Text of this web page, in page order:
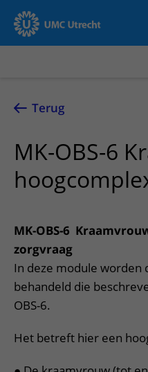
Naar hoofdinhoud
Over UMC
Utrecht
Research
UMC Utrecht
Zorg en behandeling
Ziekten en aandoeningen
Poliklinieken
Verpleegafdelingen
Onze zorgverleners
Onderzoeken en diagnostiek
Het Wilhelmina
Afspraak en opname
Opname in het ziekenhuis
Voorbereiding op uw
Wachttijden
Bezoektijden
Op bezoek in het UMC
Apotheek
Bezoekregels
Contact en route
Spoed
Contactgegevens
Verwijzers
Patiënt verwijzen
Teleconsult aanvragen
Meer UMC Utrecht
Over UMC Utrecht
Research
Terug
MK-OBS-6
MK-OBS-6
zorgvraag
In deze module worden
behandeld die
OBS-6.
Het betreft hier een